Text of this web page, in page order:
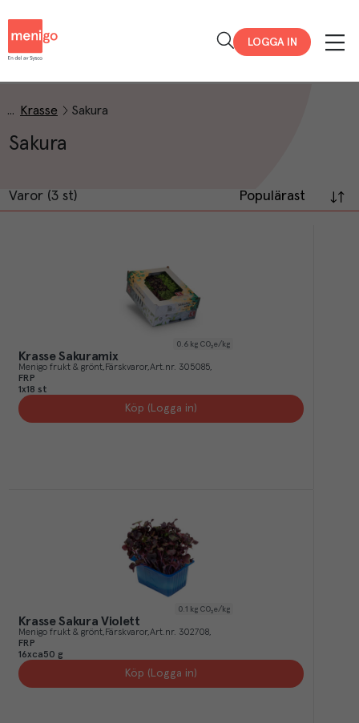
LOGGA IN
Krasse Sakura
Sakura
Varor (3 st) Populärast
0.6 kg CO₂e/kg
Krasse Sakuramix
Menigo frukt & grönt Färskvaror Art.nr. 305085
FRP
1x18 st
Köp (Logga in)
0.1 kg CO₂e/kg
Krasse Sakura Violett
Menigo frukt & grönt Färskvaror Art.nr. 302708
FRP
16xca50 g
Köp (Logga in)